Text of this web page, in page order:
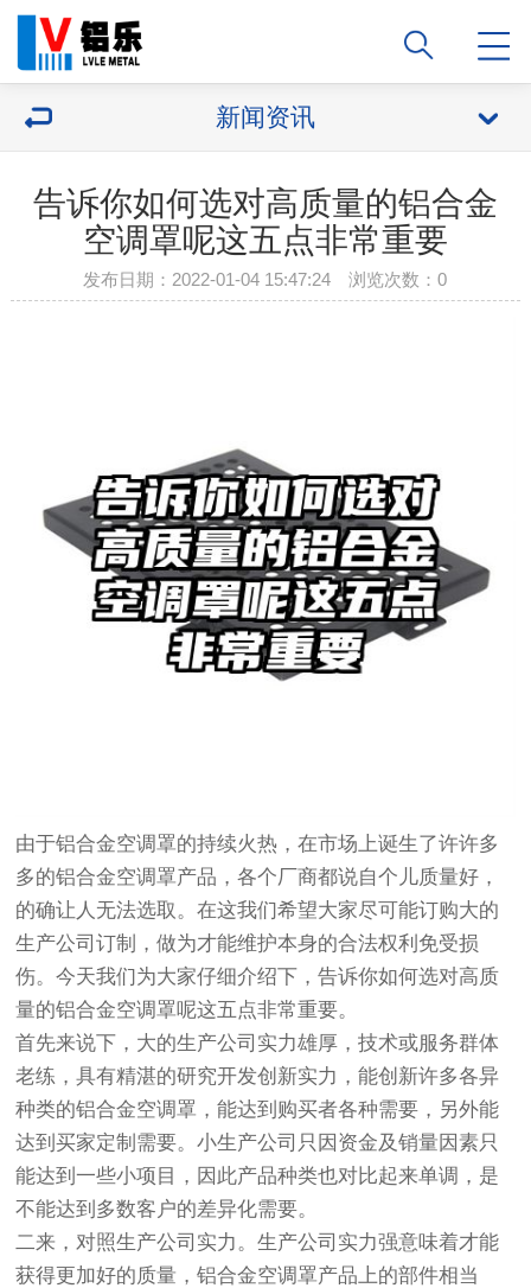
新闻资讯
告诉你如何选对高质量的铝合金
空调罩呢这五点非常重要
发布日期：2022-01-04 15:47:24 浏览次数：0
由于铝合金空调罩的持续火热，在市场上诞生了许许多
多的铝合金空调罩产品，各个厂商都说自个儿质量好，
的确让人无法选取。在这我们希望大家尽可能订购大的
生产公司订制，做为才能维护本身的合法权利免受损
伤。今天我们为大家仔细介绍下，告诉你如何选对高质
量的铝合金空调罩呢这五点非常重要。
首先来说下，大的生产公司实力雄厚，技术或服务群体
老练，具有精湛的研究开发创新实力，能创新许多各异
种类的铝合金空调罩，能达到购买者各种需要，另外能
达到买家定制需要。小生产公司只因资金及销量因素只
能达到一些小项目，因此产品种类也对比起来单调，是
不能达到多数客户的差异化需要。
二来，对照生产公司实力。生产公司实力强意味着才能
获得更加好的质量，铝合金空调罩产品上的部件相当